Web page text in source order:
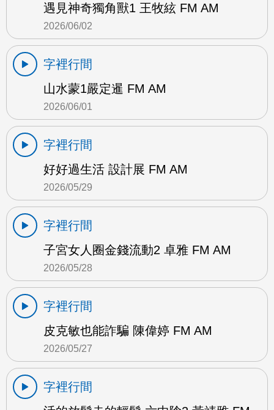
遇見神奇獨角獸1 王牧絃 FM AM
2026/06/02
字裡行間
山水蒙1嚴定暹 FM AM
2026/06/01
字裡行間
好好過生活 設計展 FM AM
2026/05/29
字裡行間
子宮女人圈金錢流動2 卓雅 FM AM
2026/05/28
字裡行間
皮克敏也能詐騙 陳偉婷 FM AM
2026/05/27
字裡行間